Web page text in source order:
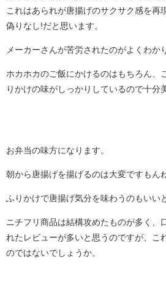
これはあられが唐揚げのサクサク感を再
偽りなし!だと思います。
メーカーさんが苦労されたのがよくわか
ホカホカのご飯にかけるのはもちろん、
りかけの味がしっかりしているので十分
お弁当の味方になります。
朝から唐揚げを揚げるのは大変ですもん
ふりかけで唐揚げ気分を味わうのもいい
ニチフリ商品は結構攻めたものが多く、
れたレビューが多いと思うのですが、こ
のではないでしょうか。